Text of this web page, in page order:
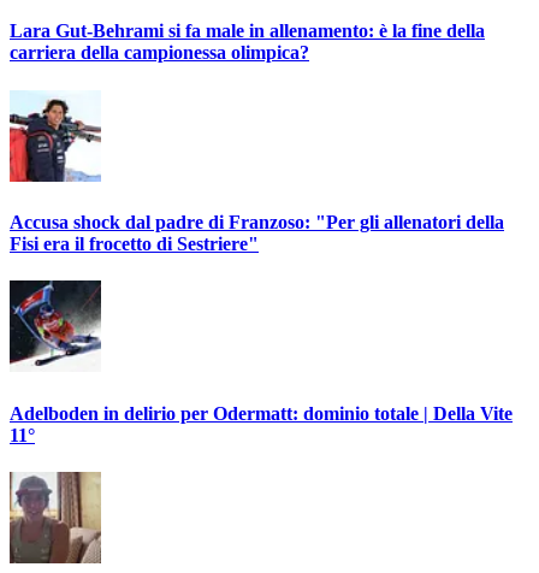
Lara Gut-Behrami si fa male in allenamento: è la fine della
carriera della campionessa olimpica?
Accusa shock dal padre di Franzoso: "Per gli allenatori della
Fisi era il frocetto di Sestriere"
Adelboden in delirio per Odermatt: dominio totale | Della Vite
11°